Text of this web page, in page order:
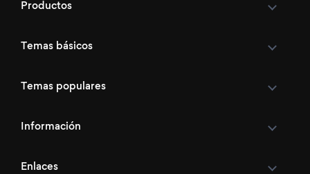
Productos
Temas básicos
Temas populares
Información
Enlaces